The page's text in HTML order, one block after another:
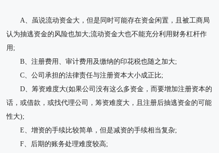
A、虽说流动资金大，但是同时可能存在资金闲置，且被工商局
认为抽逃资金的风险也加大;流动资金大也不能充分利用财务杠杆作
用;
B、注册费用、审计费用及缴纳的印花税也随之加大;
C、公司承担的法律责任与注册资本大小成正比;
D、筹资难度大(如果公司没有这么多资金，而要增加注册资本的
话，或借款，或找代理公司，筹资难度大，且注册后抽逃资金的可能
性大);
E、增资的手续比较简单，但是减资的手续相当复杂;
F、后期的账务处理难度较高;